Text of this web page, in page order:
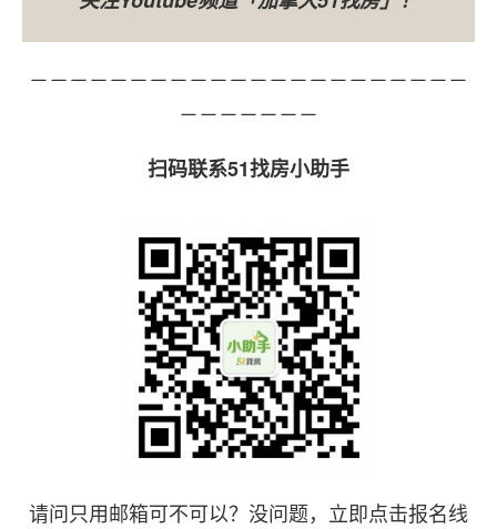
－－－－－－－－－－－－－－－－－－－－－－
－－－－－－－
扫码联系51找房小助手
请问只用邮箱可不可以？没问题，立即点击报名线